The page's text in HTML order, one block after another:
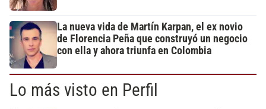
La nueva vida de Martín Karpan, el ex novio
de Florencia Peña que construyó un negocio
con ella y ahora triunfa en Colombia
Lo más visto en Perfil